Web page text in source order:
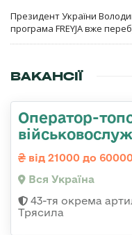
Президент України
програма FREYJA вже
ВАКАНСІЇ
Оператор-
від 21000 до
Вся Україна
43-тя окрема
Трясила